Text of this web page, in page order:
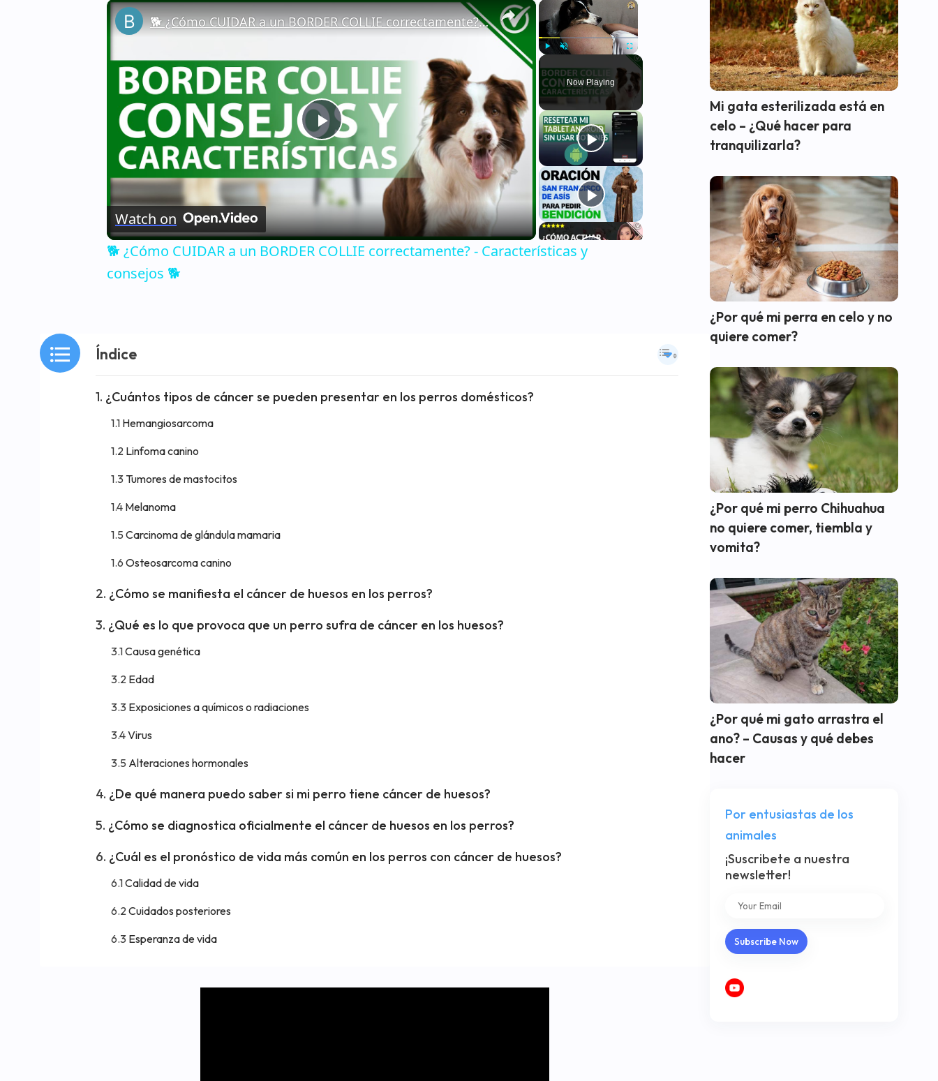
×
Fullscreen
Now Playing
×
Play
Video
🐕 ¿Cómo CUIDAR a un BORDER COLLIE correctamente? - Características y consejos 🐕
Watch on
🐕 ¿Cómo CUIDAR a un BORDER COLLIE correctamente? - Características y
consejos 🐕
Índice
¿Cuántos tipos de cáncer se pueden presentar en los perros domésticos?
Hemangiosarcoma
Linfoma canino
Tumores de mastocitos
Melanoma
Carcinoma de glándula mamaria
Osteosarcoma canino
¿Cómo se manifiesta el cáncer de huesos en los perros?
¿Qué es lo que provoca que un perro sufra de cáncer en los huesos?
Causa genética
Edad
Exposiciones a químicos o radiaciones
Virus
Alteraciones hormonales
¿De qué manera puedo saber si mi perro tiene cáncer de huesos?
¿Cómo se diagnostica oficialmente el cáncer de huesos en los perros?
¿Cuál es el pronóstico de vida más común en los perros con cáncer de huesos?
Calidad de vida
Cuidados posteriores
Esperanza de vida
Mi gata esterilizada está en
celo – ¿Qué hacer para
tranquilizarla?
¿Por qué mi perra en celo y no
quiere comer?
¿Por qué mi perro Chihuahua
no quiere comer, tiembla y
vomita?
¿Por qué mi gato arrastra el
ano? – Causas y qué debes
hacer
Por entusiastas de los
animales
¡Suscribete a nuestra
newsletter!